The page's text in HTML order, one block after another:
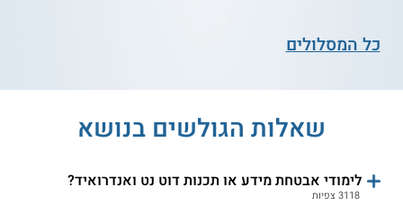
ב-Unity - מותאם
קורס אונליין
כל המסלולים
שאלות הגולשים בנושא
לימודי אבטחת מידע או תכנות דוט נט ואנדרואיד?
3118 צפיות